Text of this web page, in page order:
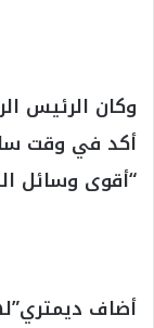
وكان الرئيس
أكد في وقت
“أقوى وسائل
أضاف